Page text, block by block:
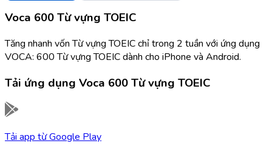
Voca 600 Từ vựng TOEIC
Tăng nhanh vốn Từ vựng TOEIC chỉ trong 2 tuần với ứng dụng
VOCA: 600 Từ vựng TOEIC dành cho iPhone và Android.
Tải ứng dụng Voca 600 Từ vựng TOEIC
Tải app từGoogle Play